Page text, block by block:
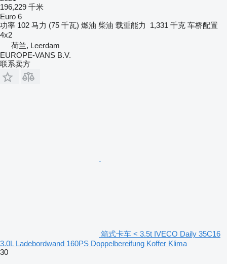
196,229 千米
Euro 6
功率 102 马力 (75 千瓦) 燃油 柴油 载重能力 1,331 千克 车桥配置
4x2
荷兰, Leerdam
EUROPE-VANS B.V.
联系卖方
箱式卡车 < 3.5t IVECO Daily 35C16
3.0L Ladebordwand 160PS Doppelbereifung Koffer Klima
30